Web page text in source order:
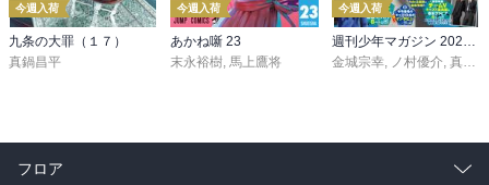
今週入荷
九条の大罪（１７）
真鍋昌平
今週入荷
あかね噺 23
末永裕樹, 馬上鷹将
今週入荷
週刊少年マガジン 2026年36・37号[2026年8月5日発売]
金城宗幸, ノ村優介, 真島ヒロ
フロア